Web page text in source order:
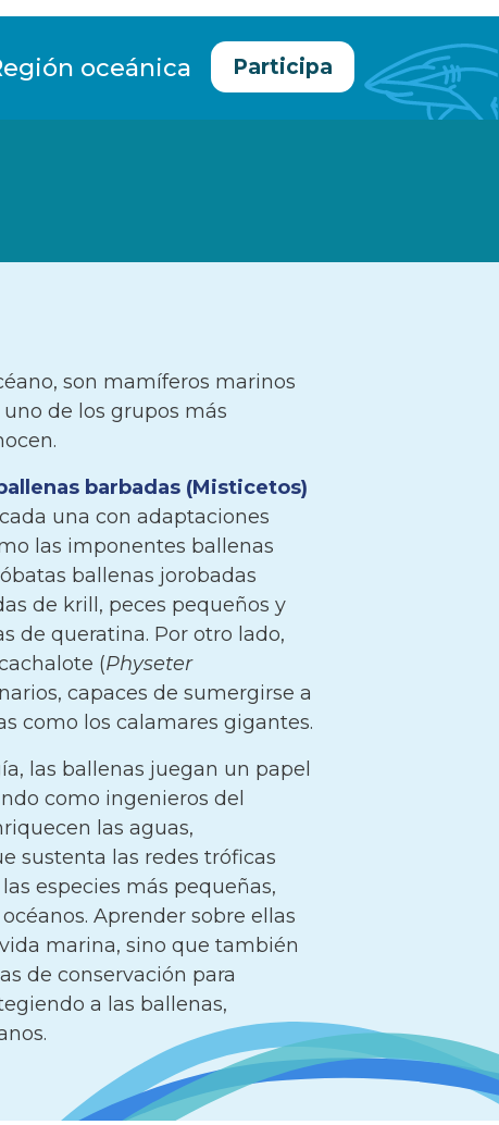
oceánica Participa
son mamíferos marinos
uno de los grupos más
barbadas (Misticetos)
una con adaptaciones
las imponentes ballenas
ballenas jorobadas
de krill, peces pequeños y
de queratina. Por otro lado,
(Physeter
capaces de sumergirse a
como los calamares gigantes.
las ballenas juegan un papel
como ingenieros del
las aguas,
sustenta las redes tróficas
especies más pequeñas,
Aprender sobre ellas
marina, sino que también
de conservación para
a las ballenas,